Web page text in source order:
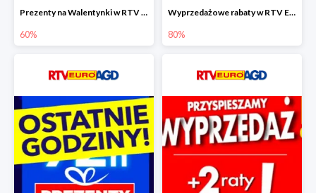
Prezenty na Walentynki w RTV EURO AGD do -60%
60%
Wyprzedażowe rabaty w RTV EURO AGD do -80%
80%